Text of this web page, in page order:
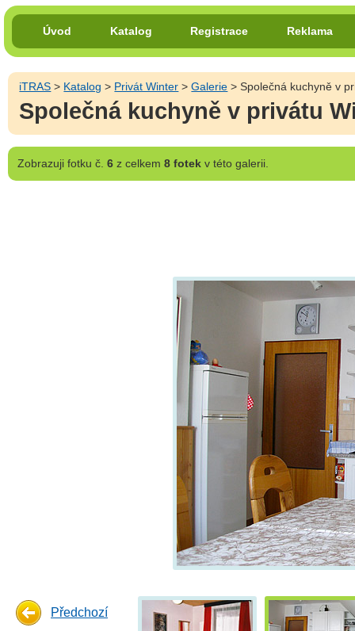
Úvod Katalog Registrace Reklama
iTRAS > Katalog > Privát Winter >Galerie > Společná kuchyně v
Společná kuchyně v privátu
Zobrazujifotku č. 6z celkem 8 fotekv této galerii.
Předchozí